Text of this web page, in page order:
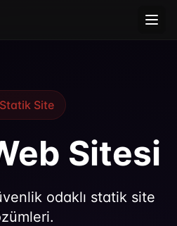
Statik Site
Sitesi
odaklı statik site